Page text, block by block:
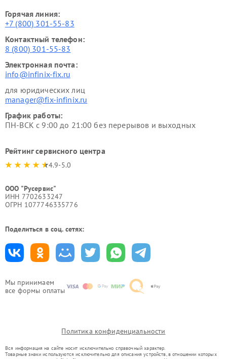
Мы принимаем
все формы оплаты
Горячая линия:
+7 (800) 301-55-83
Контактный телефон:
8 (800) 301-55-83
Электронная почта:
info@infinix-fix.ru
для юридических лиц
manager@fix-infinix.ru
График работы:
ПН-ВСК с 9:00 до 21:00 без перерывов и выходных
Рейтинг сервисного центра
4.9-5.0
ООО "Русервис"
ИНН 7702633247
ОГРН 1077746335776
Поделиться в соц. сетях:
Политика конфиденциальности
Вся информация на сайте носит исключительно справочный характер.
Товарные знаки используются исключительно для описания устройств, в отношении которых